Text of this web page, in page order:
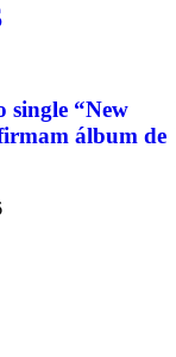
single “New
álbum de